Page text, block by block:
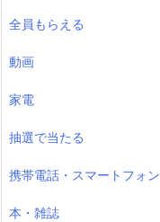
全員もらえる
動画
家電
抽選で当たる
携帯電話・スマートフォン
本・雑誌